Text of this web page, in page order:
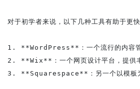
对于初学者来说，以下几种工具有助于更
1. **WordPress**：一个流行的内容管
2. **Wix**：一个网页设计平台，提供丰
3. **Squarespace**：另一个以模板为